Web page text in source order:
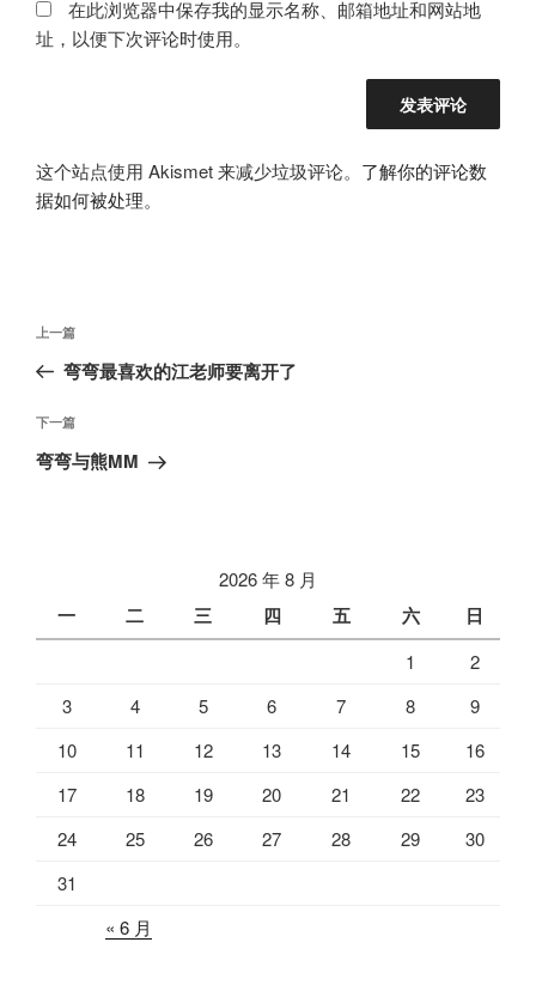
在此浏览器中保存我的显示名称、邮箱地址和网站地
址，以便下次评论时使用。
这个站点使用 Akismet 来减少垃圾评论。 了解你的评论数
据如何被处理。
文
导
航
上
一
文
章
上一篇
弯弯最喜欢的江老师要离开了
下
一
下一篇
弯弯与熊MM
2026 年 8 月
一 二 三 四 五 六 日
1
2
3
4 5 6 7 8
9
10
11 12 13 14 15
16
17
18 19 20 21 22
23
24
25 26 27 28 29
30
31
« 6 月